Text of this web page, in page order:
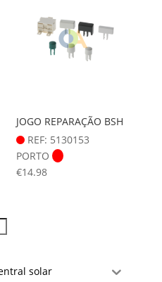
JOGO REPARAÇÃO BSH
REF: 5130153
PORTO
€14.98
solar